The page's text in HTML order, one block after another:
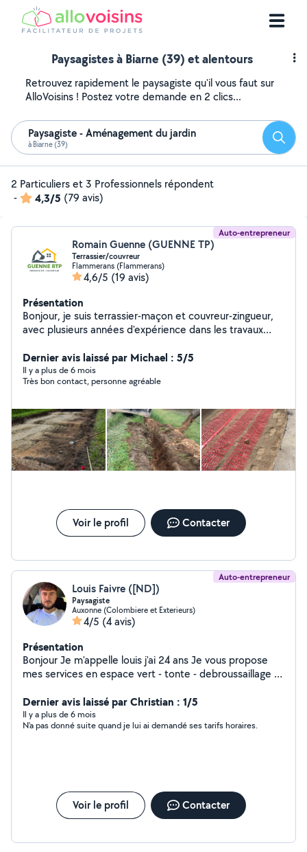
Paysagistes à Biarne (39) et alentours
Retrouvez rapidement le paysagiste qu'il vous faut sur
AlloVoisins ! Postez votre demande en 2 clics...
Paysagiste - Aménagement du jardin
à Biarne (39)
2 Particuliers et 3 Professionnels répondent
-
4,3/5 (79 avis)
Auto-entrepreneur
Romain Guenne (GUENNE TP)
Terrassier/couvreur
Flammerans (Flammerans)
4,6/5 (19 avis)
Présentation
Bonjour, je suis terrassier-maçon et couvreur-zingueur,
avec plusieurs années d'expérience dans les travaux
terrassement, maçonnerie, couverture, zinguerie et
petits travaux extérieurs avec soin et sérieux.
Dernier avis laissé par Michael : 5/5
Il y a plus de 6 mois
Très bon contact, personne agréable
Voir le profil Contacter
Auto-entrepreneur
Louis Faivre ([ND])
Paysagiste
Auxonne (Colombiere et Exterieurs)
4/5 (4 avis)
Présentation
Bonjour Je m'appelle louis j'ai 24 ans Je vous propose
mes services en espace vert - tonte - debroussaillage -
massif - peinture intérieur Je me déplace avec mon
matériel En vous remerciant
Dernier avis laissé par Christian : 1/5
Il y a plus de 6 mois
N'a pas donné suite quand je lui ai demandé ses tarifs horaires.
Voir le profil Contacter